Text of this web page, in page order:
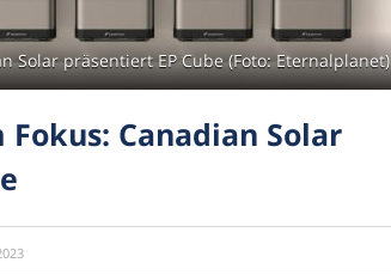
Solar präsentiert EP Cube (Foto: Eternalplanet)
Canadian Solar